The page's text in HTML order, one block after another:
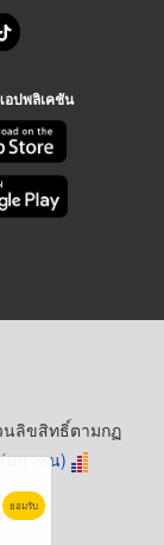
ปพลิเคชัน
นลิขสิทธิ์ตามกฏ
มหาชน)
ยอมรับ